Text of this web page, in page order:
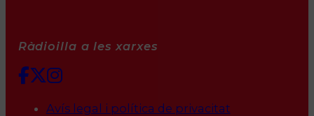
Ràdioilla a les xarxes
Avís legal i política de privacitat